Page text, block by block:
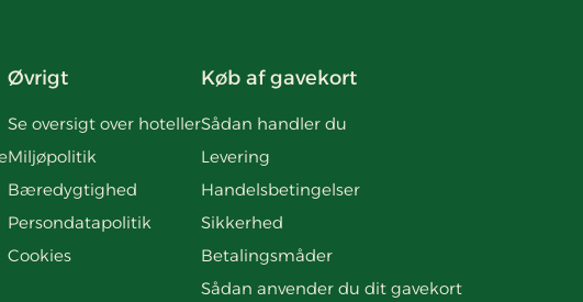
Øvrigt
Se oversigt over hoteller
Miljøpolitik
Bæredygtighed
Persondatapolitik
Cookies
Køb af gavekort
Sådan handler du
Levering
Handelsbetingelser
Sikkerhed
Betalingsmåder
Sådan anvender du dit gavekort